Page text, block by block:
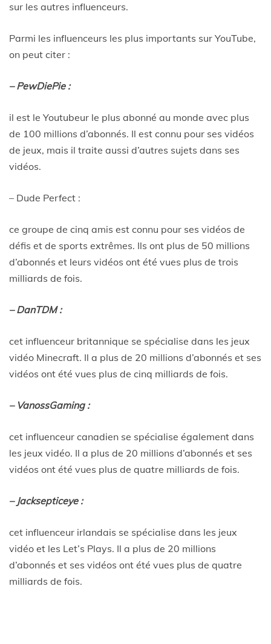
sur les autres influenceurs.
Parmi les influenceurs les plus importants sur YouTube,
on peut citer :
– PewDiePie :
il est le Youtubeur le plus abonné au monde avec plus
de 100 millions d’abonnés. Il est connu pour ses vidéos
de jeux, mais il traite aussi d’autres sujets dans ses
vidéos.
– Dude Perfect :
ce groupe de cinq amis est connu pour ses vidéos de
défis et de sports extrêmes. Ils ont plus de 50 millions
d’abonnés et leurs vidéos ont été vues plus de trois
milliards de fois.
– DanTDM :
cet influenceur britannique se spécialise dans les jeux
vidéo Minecraft. Il a plus de 20 millions d’abonnés et ses
vidéos ont été vues plus de cinq milliards de fois.
– VanossGaming :
cet influenceur canadien se spécialise également dans
les jeux vidéo. Il a plus de 20 millions d’abonnés et ses
vidéos ont été vues plus de quatre milliards de fois.
– Jacksepticeye :
cet influenceur irlandais se spécialise dans les jeux
vidéo et les Let’s Plays. Il a plus de 20 millions
d’abonnés et ses vidéos ont été vues plus de quatre
milliards de fois.